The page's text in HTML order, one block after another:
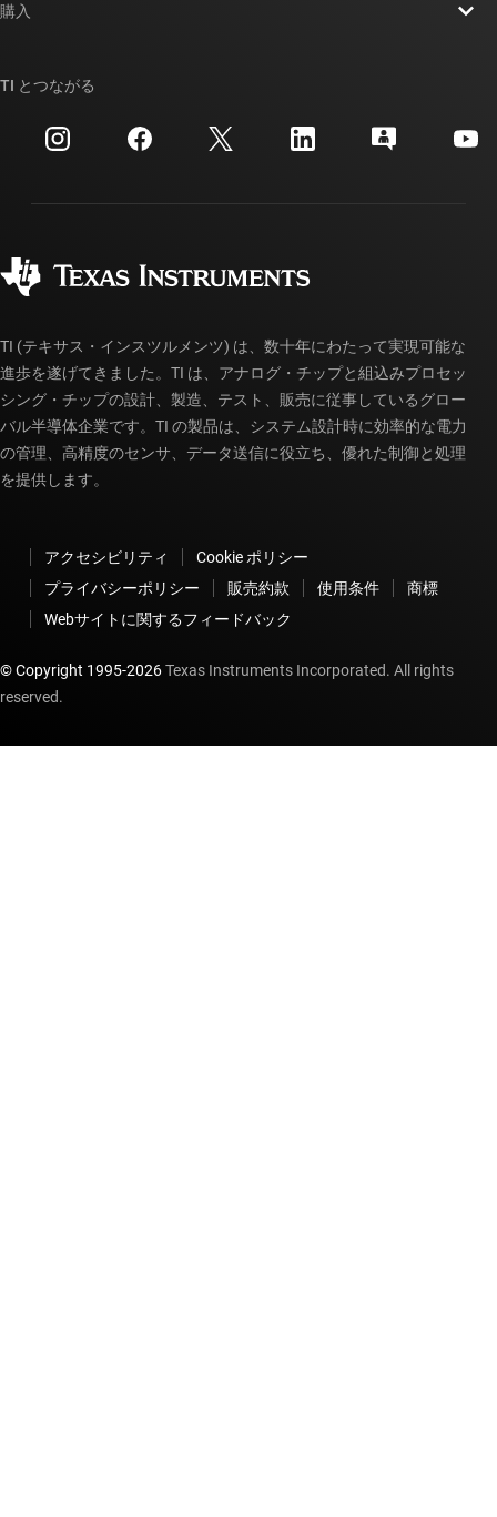
投資家向け情報
製造
クロスリファレンス検索
カスタマー・サポート・センター
myTI アカウントの FAQ
購入
ご注文に関する FAQ
TI とつながる
TI (テキサス・インスツルメンツ) は、数十年にわたって実現可能な
進歩を遂げてきました。TI は、アナログ・チップと組込みプロセッ
シング・チップの設計、製造、テスト、販売に従事しているグロー
バル半導体企業です。TI の製品は、システム設計時に効率的な電力
の管理、高精度のセンサ、データ送信に役立ち、優れた制御と処理
を提供します。
アクセシビリティ
Cookie ポリシー
プライバシーポリシー
販売約款 使用条件
商標
Webサイトに関するフィードバック
© Copyright 1995-2026Texas Instruments Incorporated. All rights
reserved.